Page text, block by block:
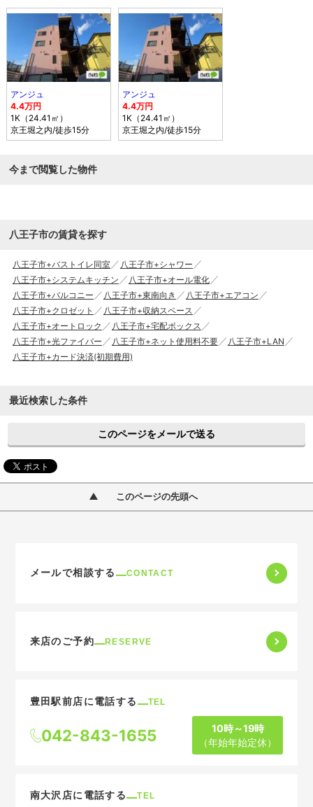
アンジュ
4.4万円
1K（24.41㎡）
京王堀之内/徒歩15分
アンジュ
4.4万円
1K（24.41㎡）
京王堀之内/徒歩15分
今まで閲覧した物件
八王子市の賃貸を探す
八王子市+バストイレ同室
八王子市+シャワー
八王子市+システムキッチン
八王子市+オール電化
八王子市+バルコニー
八王子市+東南向き
八王子市+エアコン
八王子市+クロゼット
八王子市+収納スペース
八王子市+オートロック
八王子市+宅配ボックス
八王子市+光ファイバー
八王子市+ネット使用料不要
八王子市+LAN
八王子市+カード決済(初期費用)
最近検索した条件
このページをメールで送る
このページの先頭へ
メールで相談する CONTACT
来店のご予約 RESERVE
豊田駅前店に電話する TEL
042-843-1655
10時～19時
（年始年始定休）
南大沢店に電話する TEL